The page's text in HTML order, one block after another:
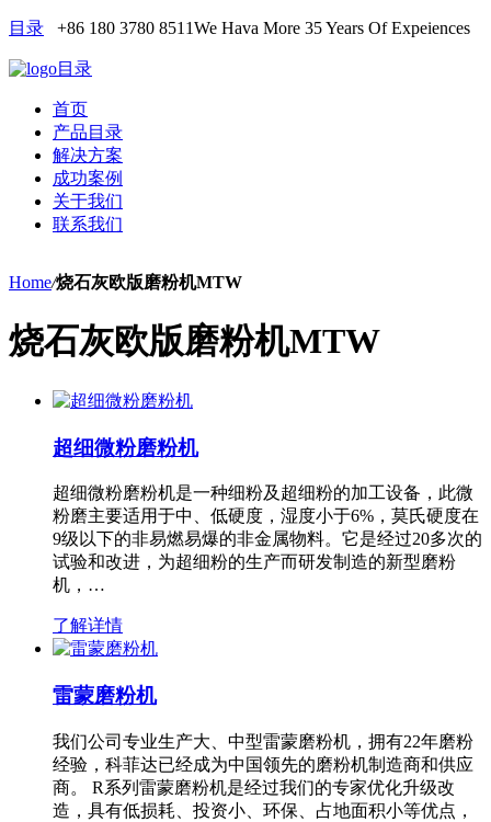
目录 +86 180 3780 8511We Hava More 35 Years Of Expeiences
目录
首页
产品目录
解决方案
成功案例
关于我们
联系我们
Home/烧石灰欧版磨粉机MTW
烧石灰欧版磨粉机MTW
超细微粉磨粉机
超细微粉磨粉机是一种细粉及超细粉的加工设备，此微
粉磨主要适用于中、低硬度，湿度小于6%，莫氏硬度在
9级以下的非易燃易爆的非金属物料。它是经过20多次的
试验和改进，为超细粉的生产而研发制造的新型磨粉
机，…
了解详情
雷蒙磨粉机
我们公司专业生产大、中型雷蒙磨粉机，拥有22年磨粉
经验，科菲达已经成为中国领先的磨粉机制造商和供应
商。 R系列雷蒙磨粉机是经过我们的专家优化升级改
造，具有低损耗、投资小、环保、占地面积小等优点，